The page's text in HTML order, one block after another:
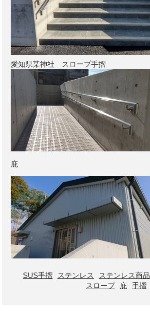
愛知県某神社 スロープ手摺
庇
SUS手摺 ステンレス ステンレス商品
スロープ
庇 手摺